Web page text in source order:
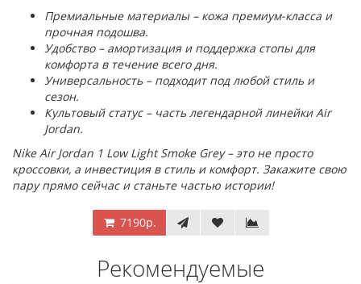
Премиальные материалы – кожа премиум-класса и
прочная подошва.
Удобство – амортизация и поддержка стопы для
комфорта в течение всего дня.
Универсальность – подходит под любой стиль и
сезон.
Культовый статус – часть легендарной линейки Air
Jordan.
Nike Air Jordan 1 Low Light Smoke Grey – это не просто
кроссовки, а инвестиция в стиль и комфорт. Закажите свою
пару прямо сейчас и станьте частью истории!
7190р.
Рекомендуемые